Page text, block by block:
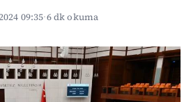
09:35·6 dk okuma